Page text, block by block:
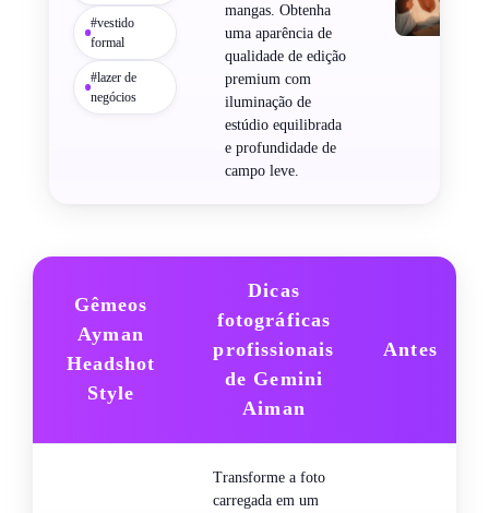
#vestido
formal
#lazer de
negócios
mangas. Obtenha
uma aparência de
qualidade de edição
premium com
iluminação de
estúdio equilibrada
e profundidade de
campo leve.
Gêmeos
Ayman
Headshot
Style
Dicas
fotográficas
profissionais
de Gemini
Aiman
Antes
Transforme a foto
carregada em um